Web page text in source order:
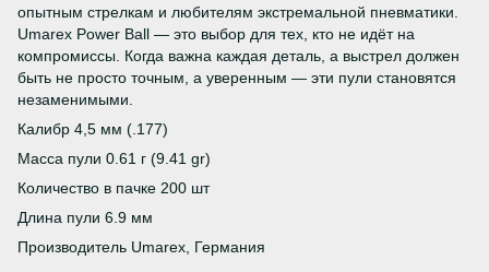
опытным стрелкам и любителям экстремальной пневматики.
Umarex Power Ball — это выбор для тех, кто не идёт на
компромиссы. Когда важна каждая деталь, а выстрел должен
быть не просто точным, а уверенным — эти пули становятся
незаменимыми.
Калибр 4,5 мм (.177)
Масса пули 0.61 г (9.41 gr)
Количество в пачке 200 шт
Длина пули 6.9 мм
Производитель Umarex, Германия